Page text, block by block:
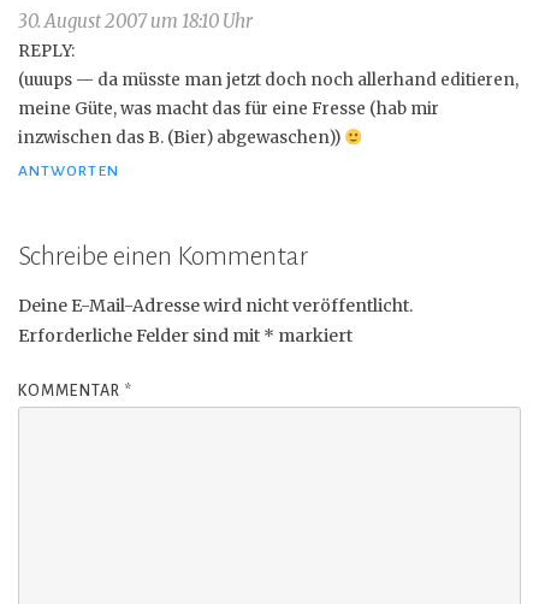
30. August 2007 um 18:10 Uhr
REPLY:
(uuups — da müsste man jetzt doch noch allerhand editieren,
meine Güte, was macht das für eine Fresse (hab mir
inzwischen das B. (Bier) abgewaschen))
ANTWORTEN
Schreibe einen Kommentar
Deine E-Mail-Adresse wird nicht veröffentlicht.
Erforderliche Felder sind mit * markiert
KOMMENTAR *